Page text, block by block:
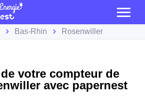
Bas-Rhin Rosenwiller